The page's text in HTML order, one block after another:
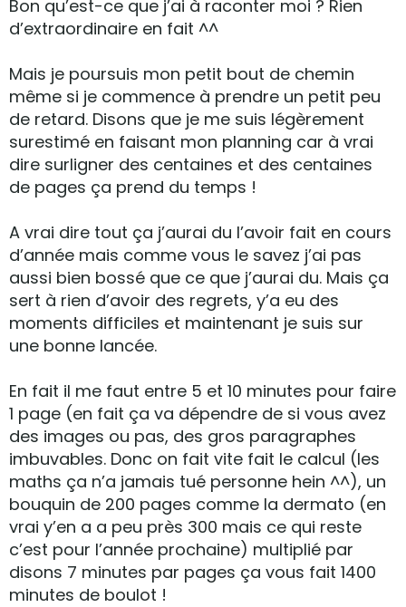
Bon qu’est-ce que j’ai à raconter moi ? Rien
d’extraordinaire en fait ^^
Mais je poursuis mon petit bout de chemin
même si je commence à prendre un petit peu
de retard. Disons que je me suis légèrement
surestimé en faisant mon planning car à vrai
dire surligner des centaines et des centaines
de pages ça prend du temps !
A vrai dire tout ça j’aurai du l’avoir fait en cours
d’année mais comme vous le savez j’ai pas
aussi bien bossé que ce que j’aurai du. Mais ça
sert à rien d’avoir des regrets, y’a eu des
moments difficiles et maintenant je suis sur
une bonne lancée.
En fait il me faut entre 5 et 10 minutes pour faire
1 page (en fait ça va dépendre de si vous avez
des images ou pas, des gros paragraphes
imbuvables. Donc on fait vite fait le calcul (les
maths ça n’a jamais tué personne hein ^^), un
bouquin de 200 pages comme la dermato (en
vrai y’en a a peu près 300 mais ce qui reste
c’est pour l’année prochaine) multiplié par
disons 7 minutes par pages ça vous fait 1400
minutes de boulot !